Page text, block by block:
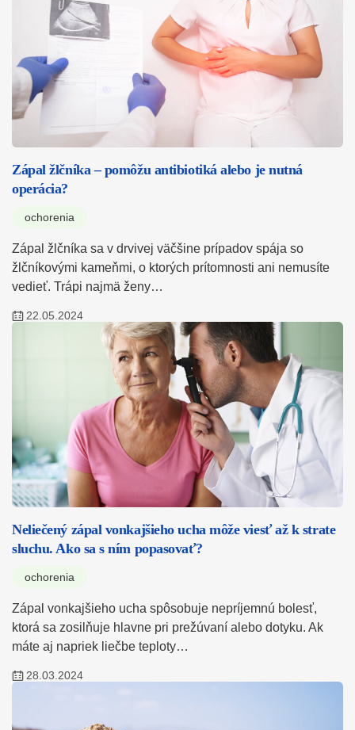
Zápal žlčníka – pomôžu antibiotiká alebo je nutná
operácia?
ochorenia
Zápal žlčníka sa v drvivej väčšine prípadov spája so
žlčníkovými kameňmi, o ktorých prítomnosti ani nemusíte
vedieť. Trápi najmä ženy…
22.05.2024
Neliečený zápal vonkajšieho ucha môže viesť až k strate
sluchu. Ako sa s ním popasovať?
ochorenia
Zápal vonkajšieho ucha spôsobuje nepríjemnú bolesť,
ktorá sa zosilňuje hlavne pri prežúvaní alebo dotyku. Ak
máte aj napriek liečbe teploty…
28.03.2024